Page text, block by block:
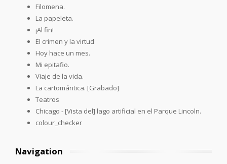
Filomena.
La papeleta.
¡Al fin!
El crimen y la virtud
Hoy hace un mes.
Mi epitafio.
Viaje de la vida.
La cartomántica. [Grabado]
Teatros
Chicago - [Vista del] lago artificial en el Parque Lincoln.
colour_checker
Navigation